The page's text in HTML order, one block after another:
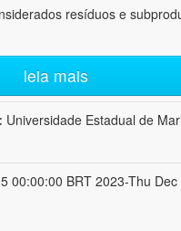
resíduos e
leia mais
Universidade Estadual de
00:00:00 BRT 2023-Thu Dec